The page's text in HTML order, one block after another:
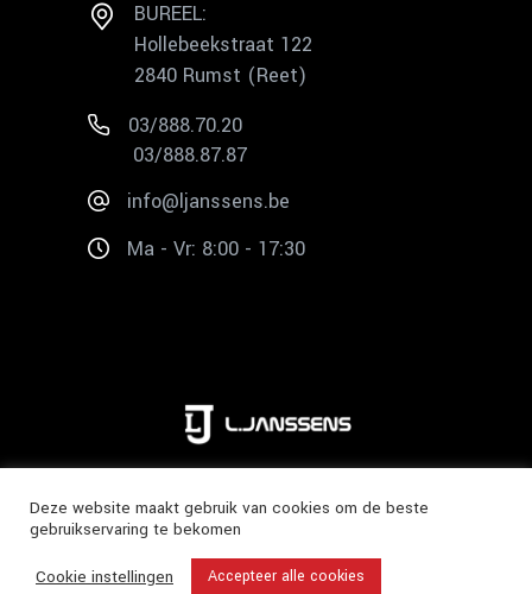
BUREEL:
Hollebeekstraat 122
2840 Rumst (Reet)
03/888.70.20
03/888.87.87
info@ljanssens.be
Ma - Vr: 8:00 - 17:30
Copyright 2020 © L. Janssens
Deze website maakt gebruik van cookies om de beste
gebruikservaring te bekomen
Cookie instellingen Accepteer alle cookies